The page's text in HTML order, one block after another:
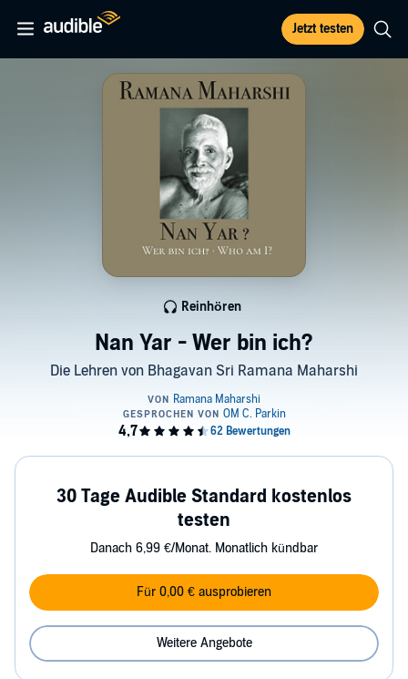
Jetzt testen
Nan Yar - Wer bin ich?
Die Lehren von Bhagavan Sri Ramana Maharshi
Reinhören
30 Tage Audible Standard kostenlos
testen
Danach 6,99 €/Monat. Monatlich kündbar
Für 0,00 € ausprobieren
Weitere Angebote